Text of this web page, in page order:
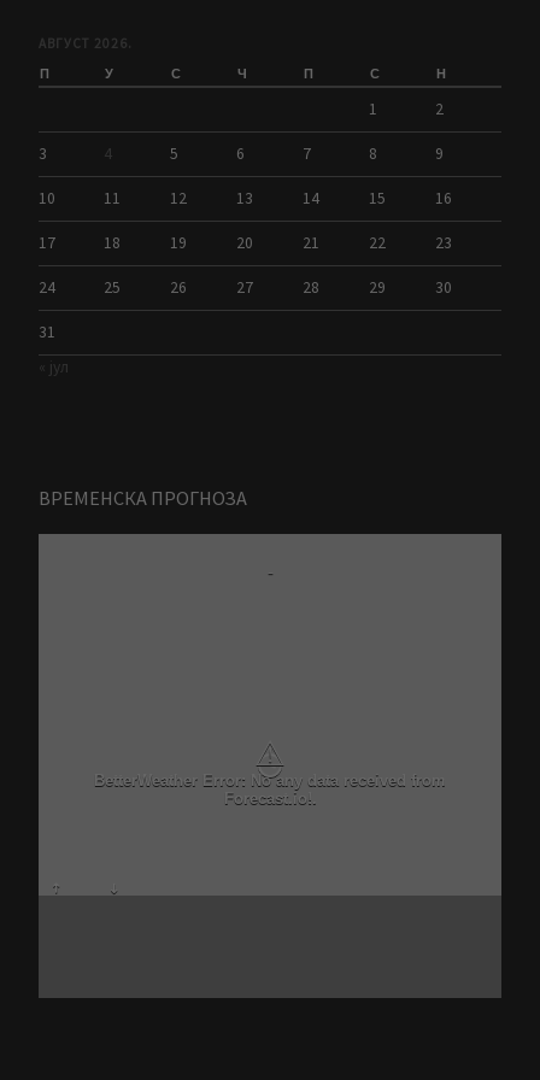
АВГУСТ 2026.
П У С Ч П С Н
1 2
3 4 5 6 7 8 9
10 11 12 13 14 15 16
17 18 19 20 21 22 23
24 25 26 27 28 29 30
31
« јул
ВРЕМЕНСКА ПРОГНОЗА
-
⚠
BetterWeather Error: No any data received from
Forecast.io!.